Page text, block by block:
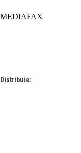
MEDIAFAX
Distribuie: